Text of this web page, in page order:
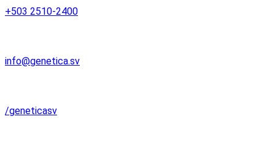
+503 2510-2400
info@genetica.sv
/geneticasv